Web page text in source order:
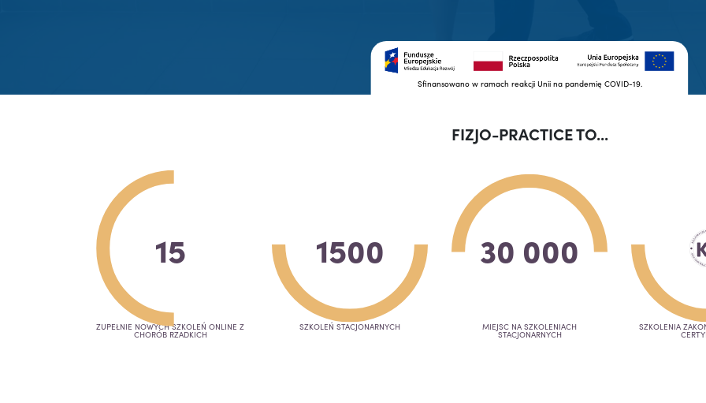
Sfinansowano w ramach reakcji Unii na pandemię COVID-19.
FIZJO-PRACTICE TO...
15
ZUPEŁNIE NOWYCH SZKOLEŃ ONLINE Z
CHORÓB RZADKICH
1500
SZKOLEŃ STACJONARNYCH
30 000
MIEJSC NA SZKOLENIACH
STACJONARNYCH
SZKOLENIA